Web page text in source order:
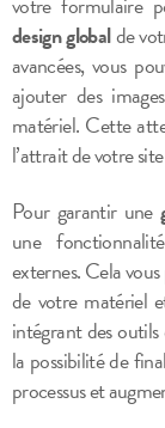
design globalde
avancées, vous
ajouter des
matériel. Cette
l’attrait de votre
Pour garantir une
une
externes. Cela
de votre matériel
intégrant des
la possibilité de
processus et